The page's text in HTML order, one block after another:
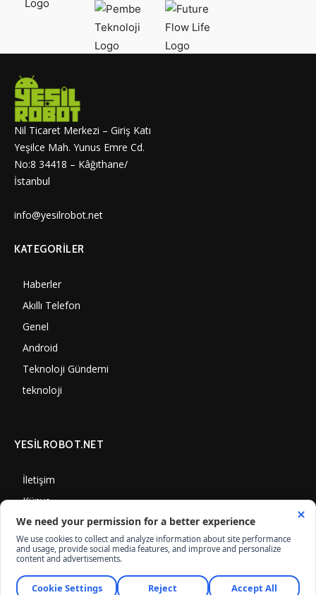
Nil Ticaret Merkezi – Giriş Katı
Yeşilce Mah. Yunus Emre Cd.
No:8 34418 – Kâğıthane/
İstanbul
info@yesilrobot.net
KATEGORILER
Haberler
Akıllı Telefon
Genel
Android
Teknoloji Gündemi
teknoloji
YESİLROBOT.NET
İletişim
Künye
Gizlilik Politikası
Çerez Kullanımı